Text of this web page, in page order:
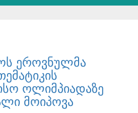
ეროვნულმა
ოლიმპიადაზე
მოიპოვა